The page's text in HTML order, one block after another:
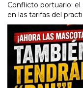
Conflicto portuario: el
en las tarifas del